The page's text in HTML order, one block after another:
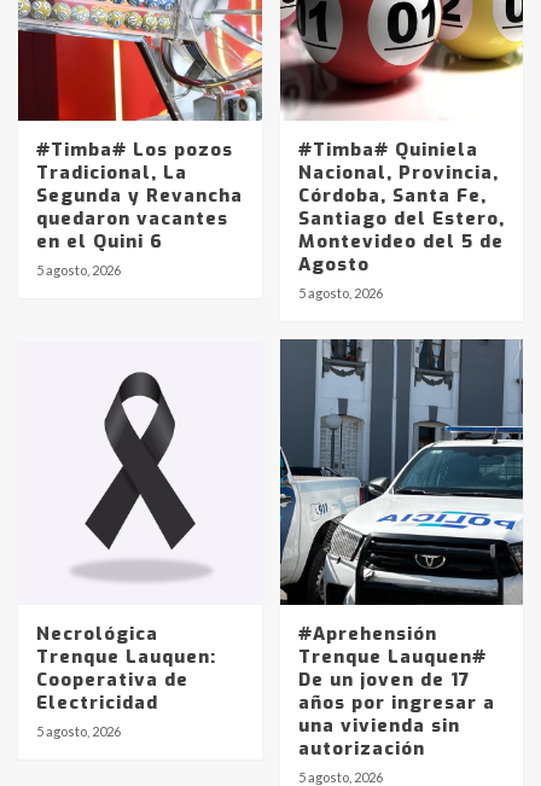
#Timba# Los pozos
Tradicional, La
Segunda y Revancha
quedaron vacantes
en el Quini 6
5 agosto, 2026
#Timba# Quiniela
Nacional, Provincia,
Córdoba, Santa Fe,
Santiago del Estero,
Montevideo del 5 de
Agosto
5 agosto, 2026
Necrológica
Trenque Lauquen:
Cooperativa de
Electricidad
5 agosto, 2026
#Aprehensión
Trenque Lauquen#
De un joven de 17
años por ingresar a
una vivienda sin
autorización
5 agosto, 2026
Identidad de los adolescentes
pampeanos que fueron
en la mañana del lunes
Accidente en Ruta 5: falleció un
joven de Trenque Lauquen
Los precios de los combustibles en
La Pampa, desde YPF hasta Axion
entre 857 a 1338 pesos
La Bolsa de Cereales de Bahía
Blanca anticipa que Agosto vendrá
con lluvias y heladas, en gran parte